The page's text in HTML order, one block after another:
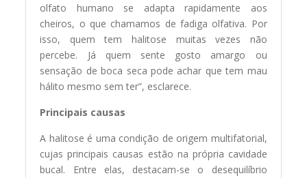
olfato humano se adapta rapidamente aos
cheiros, o que chamamos de fadiga olfativa. Por
isso, quem tem halitose muitas vezes não
percebe. Já quem sente gosto amargo ou
sensação de boca seca pode achar que tem mau
hálito mesmo sem ter”, esclarece.
Principais causas
A halitose é uma condição de origem multifatorial,
cujas principais causas estão na própria cavidade
bucal. Entre elas, destacam-se o desequilíbrio